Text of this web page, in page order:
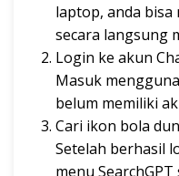
laptop, anda bisa
secara langsung
Login ke akun
Masuk
belum memiliki
Cari ikon bola
Setelah berhasil
menu